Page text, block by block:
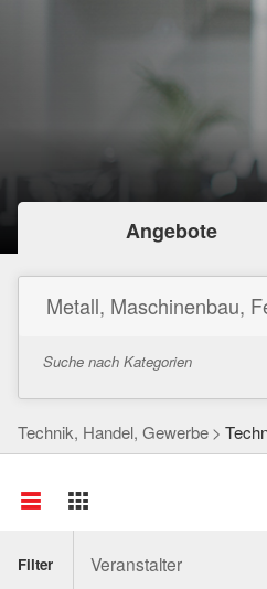
Angebote
Metall, Maschinenbau,
Suche nach Kategorien
Technik, Handel, Gewerbe
Filter Veranstalter